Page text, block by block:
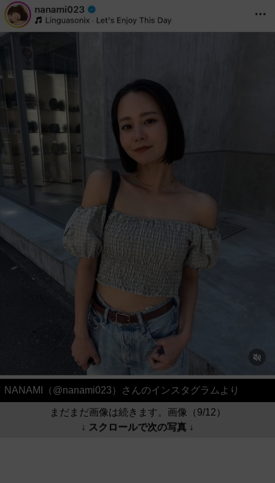
NANAMI（@nanami023）さんのインスタグラムより
まだまだ画像は続きます。画像（9/12）
↓ スクロールで次の写真 ↓